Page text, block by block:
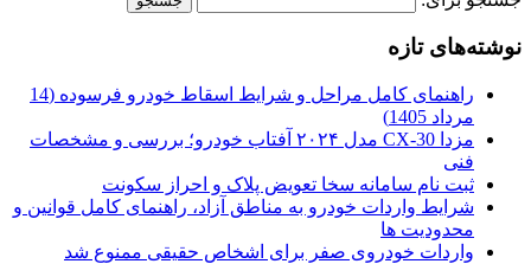
نوشته‌های تازه
راهنمای کامل مراحل و شرایط اسقاط خودرو فرسوده (14
مرداد 1405)
مزدا CX-30 مدل ۲۰۲۴ آفتاب خودرو؛ بررسی و مشخصات
فنی
ثبت نام سامانه سخا تعویض پلاک و احراز سکونت
شرایط واردات خودرو به مناطق آزاد، راهنمای کامل قوانین و
محدودیت ها
واردات خودروی صفر برای اشخاص حقیقی ممنوع شد